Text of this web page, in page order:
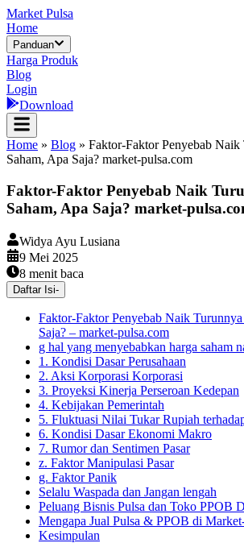
Market Pulsa
Home
Panduan
Harga Produk
Blog
Login
Download
Home » Blog » Faktor-Faktor Penyebab Naik
Saham, Apa Saja? market-pulsa.com
Faktor-Faktor Penyebab Naik
Saham, Apa Saja? market-
Widya Ayu Lusiana
9 Mei 2025
8 menit baca
Daftar Isi-
Faktor-Faktor Penyebab Naik
Saja? – market-pulsa.com
g hal yang menyebabkan harga saham
1. Kondisi Dasar Perusahaan
2. Aksi Korporasi Korporasi
3. Proyeksi Kinerja Perseroan Kedepan
4. Kebijakan Pemerintah
5. Fluktuasi Nilai Tukar Rupiah
6. Kondisi Dasar Ekonomi Makro
7. Rumor dan Sentimen Pasar
z. Faktor Manipulasi Pasar
g. Faktor Panik
Selalu Waspada dan Jangan lengah
Peluang Bisnis Pulsa dan Toko PPOB
Mengapa Jual Pulsa & PPOB di
Kesimpulan